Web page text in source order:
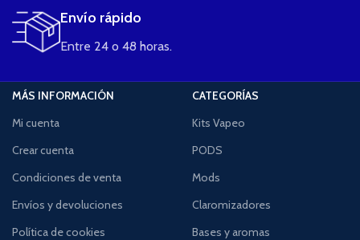
Envío rápido
Entre 24 o 48 horas.
MÁS INFORMACIÓN
Mi cuenta
Crear cuenta
Condiciones de venta
Envíos y devoluciones
Política de cookies
CATEGORÍAS
Kits Vapeo
PODS
Mods
Claromizadores
Bases y aromas